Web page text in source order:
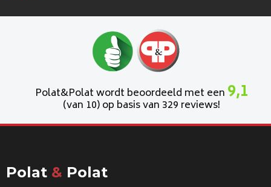
Polat&Polat wordt beoordeeld met een 9,1
(van 10) op basis van 329 reviews!
Polat & Polat